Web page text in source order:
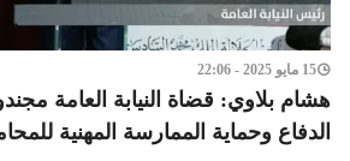
15 مايو 2025 - 22:06
هشام بلاوي: قضاة النيابة العامة
الدفاع وحماية الممارسة المهنية